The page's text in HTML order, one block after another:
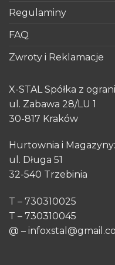
Regulaminy
FAQ
Zwroty i Reklamacje
X-STAL Spółka z
ul. Zabawa 28/LU 1
30-817 Kraków
Hurtownia i Magazyny:
ul. Długa 51
32-540 Trzebinia
T – 730310025
T – 730310045
@ –